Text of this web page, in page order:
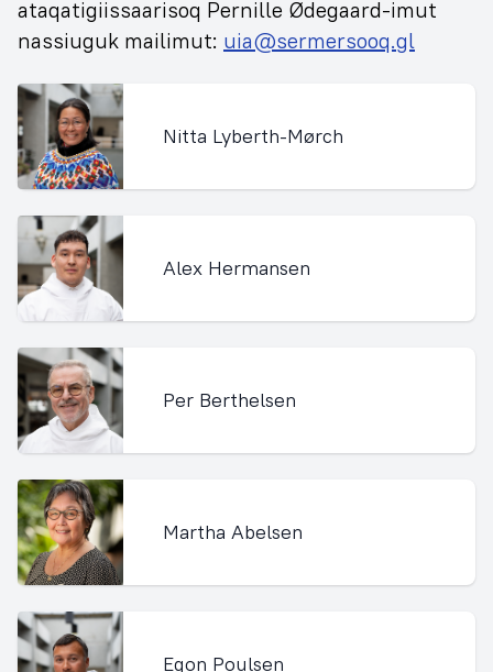
ataqatigiissaarisoq Pernille Ødegaard-imut
nassiuguk mailimut: uia@sermersooq.gl
Nitta Lyberth-Mørch
Alex Hermansen
Per Berthelsen
Martha Abelsen
Egon Poulsen